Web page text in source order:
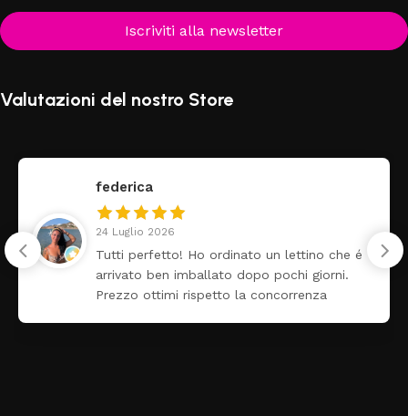
Iscriviti alla newsletter
Valutazioni del nostro Store
federica
24 Luglio 2026
Tutti perfetto! Ho ordinato un lettino che é
arrivato ben imballato dopo pochi giorni.
Prezzo ottimi rispetto la concorrenza